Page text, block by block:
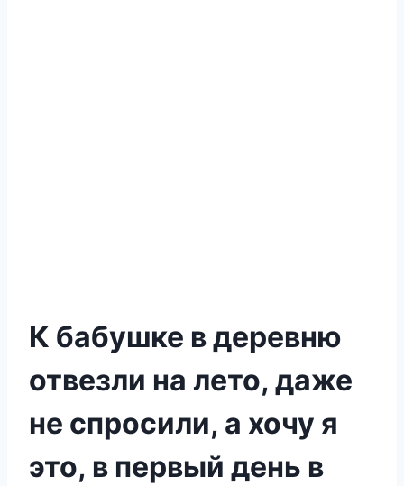
К бабушке в деревню
отвезли на лето, даже
не спросили, а хочу я
это, в первый день в